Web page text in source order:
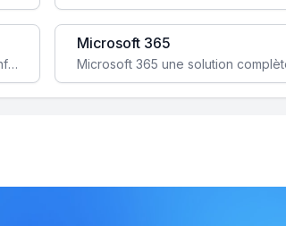
Garantissez la stabilité et la performance de votre entreprise avec une infrastructure IT sécurisée et évolutive.
Microsoft 365